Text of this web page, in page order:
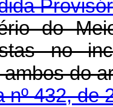
do
no
ambos do
nº 432, de